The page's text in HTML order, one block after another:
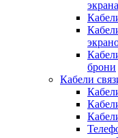
экрана
брони
Кабели